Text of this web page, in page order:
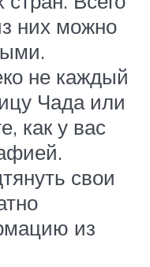
них можно
не каждый
Чада или
как у вас
свои
из